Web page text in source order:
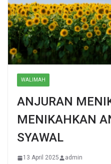
WALIMAH
ANJURAN
MENIKAHKAN
SYAWAL
13 April 2025 admin